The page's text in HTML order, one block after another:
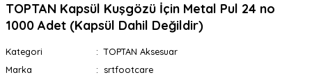
TOPTAN Kapsül Kuşgözü İçin Metal Pul 24 no
1000 Adet (Kapsül Dahil Değildir)
Kategori
TOPTAN Aksesuar
Marka
srtfootcare